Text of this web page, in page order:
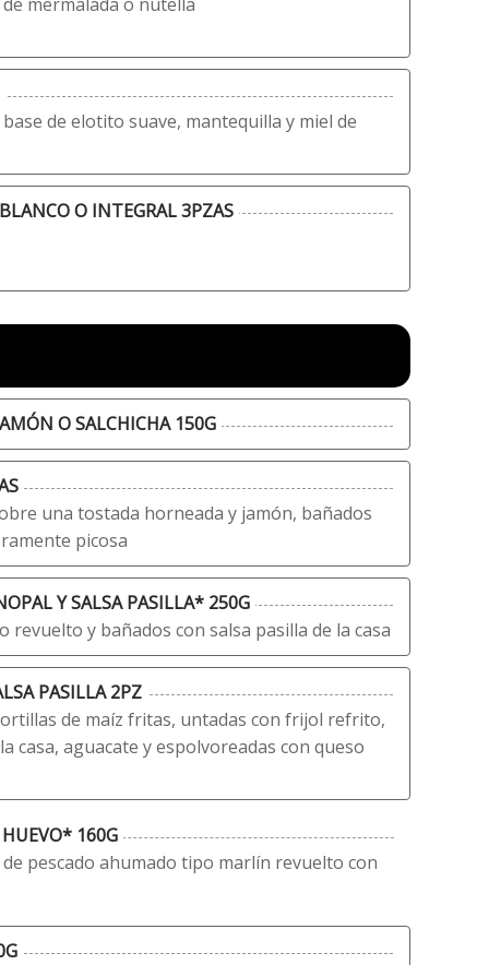
mermalada o nutella
de elotito suave, mantequilla y miel de
O INTEGRAL 3PZAS
O SALCHICHA 150G
una tostada horneada y jamón, bañados
picosa
Y SALSA PASILLA* 250G
revuelto y bañados con salsa pasilla de la casa
PASILLA 2PZ
de maíz fritas, untadas con frijol refrito,
casa, aguacate y espolvoreadas con queso
160G
pescado ahumado tipo marlín revuelto con